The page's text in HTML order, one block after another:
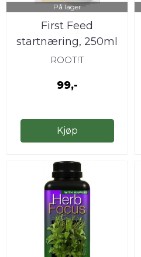
På lager
First Feed
startnæring, 250ml
ROOT!T
99,-
Kjøp